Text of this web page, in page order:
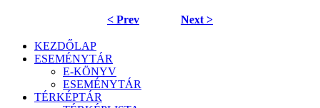
< Prev Next >
KEZDŐLAP
ESEMÉNYTÁR
E-KÖNYV
ESEMÉNYTÁR
TÉRKÉPTÁR